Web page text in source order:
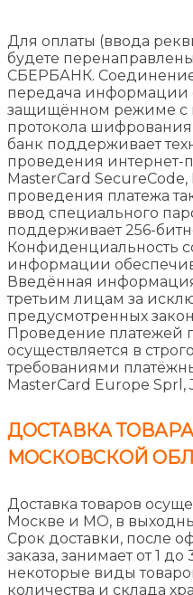
Для оплаты (ввода
будете
СБЕРБАНК.
передача информации
защищённом режиме с
протокола шифрования
банк поддерживает
проведения интернет-
MasterCard
проведения платежа
ввод специального
поддерживает 256-
Конфиденциальность
информации
Введённая
третьим лицам за
предусмотренных
Проведение платежей
осуществляется в
требованиями
MasterCard Europe Sprl,
ДОСТАВКА
МОСКОВСКОЙ
Доставка товаров
Москве и МО, в
Срок доставки, после
заказа, занимает от 1
некоторые виды
количества и склада